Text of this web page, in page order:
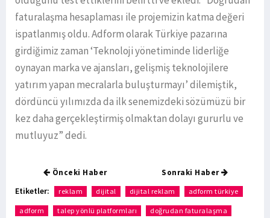
faturalaşma hesaplaması ile projemizin katma değeri
ispatlanmış oldu. Adform olarak Türkiye pazarına
girdiğimiz zaman ‘Teknoloji yönetiminde liderliğe
oynayan marka ve ajansları, gelişmiş teknolojilere
yatırım yapan mecralarla buluşturmayı’ dilemiştik,
dördüncü yılımızda da ilk senemizdeki sözümüzü bir
kez daha gerçekleştirmiş olmaktan dolayı gururlu ve
mutluyuz” dedi.
Önceki Haber Sonraki Haber
Etiketler: reklam dijital dijital reklam adform türkiye
adform talep yönlü platformları doğrudan faturalaşma